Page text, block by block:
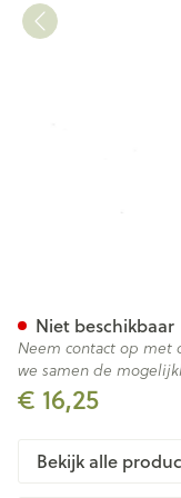
€ 16,25
Niet beschikbaar
Neem contact op met
we samen de
Bekijk alle